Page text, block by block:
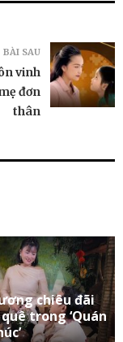
BÀI SAU
vinh
đơn
thân
chiêu đãi
trong ‘Quán